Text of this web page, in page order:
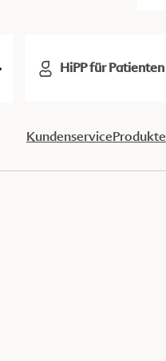
HiPP für Patienten
KundenserviceProdukte